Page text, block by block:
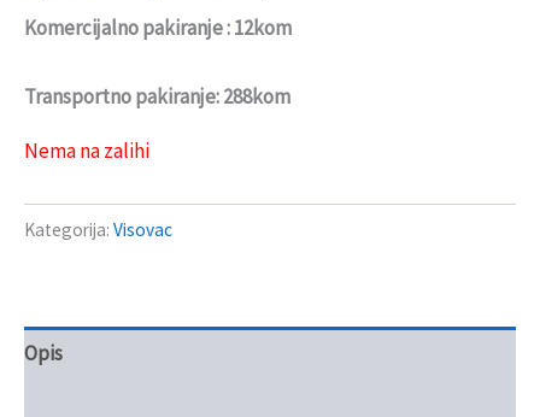
Komercijalno pakiranje : 12kom
Transportno pakiranje: 288kom
Nema na zalihi
Kategorija: Visovac
Opis